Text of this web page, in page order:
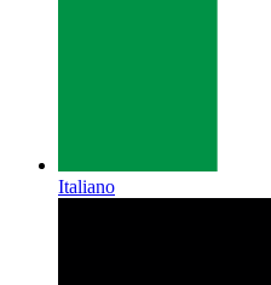
Italiano